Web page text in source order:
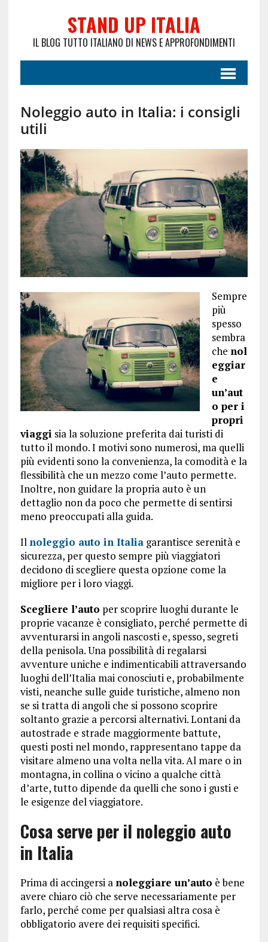
STAND UP ITALIA
IL BLOG TUTTO ITALIANO DI NEWS E APPROFONDIMENTI
Noleggio auto in Italia: i consigli
utili
Sempre
più
spesso
sembra
che nol
eggiar
e
un’aut
o per i
propri
viaggi sia la soluzione preferita dai turisti di
tutto il mondo. I motivi sono numerosi, ma quelli
più evidenti sono la convenienza, la comodità e la
flessibilità che un mezzo come l’auto permette.
Inoltre, non guidare la propria auto è un
dettaglio non da poco che permette di sentirsi
meno preoccupati alla guida.
Il noleggio auto in Italiagarantisce serenità e
sicurezza, per questo sempre più viaggiatori
decidono di scegliere questa opzione come la
migliore per i loro viaggi.
Scegliere l’auto per scoprire luoghi durante le
proprie vacanze è consigliato, perché permette di
avventurarsi in angoli nascosti e, spesso, segreti
della penisola. Una possibilità di regalarsi
avventure uniche e indimenticabili attraversando
luoghi dell’Italia mai conosciuti e, probabilmente
visti, neanche sulle guide turistiche, almeno non
se si tratta di angoli che si possono scoprire
soltanto grazie a percorsi alternativi. Lontani da
autostrade e strade maggiormente battute,
questi posti nel mondo, rappresentano tappe da
visitare almeno una volta nella vita. Al mare o in
montagna, in collina o vicino a qualche città
d’arte, tutto dipende da quelli che sono i gusti e
le esigenze del viaggiatore.
Cosa serve per il noleggio auto
in Italia
Prima di accingersi a noleggiare un’auto è bene
avere chiaro ciò che serve necessariamente per
farlo, perché come per qualsiasi altra cosa è
obbligatorio avere dei requisiti specifici.